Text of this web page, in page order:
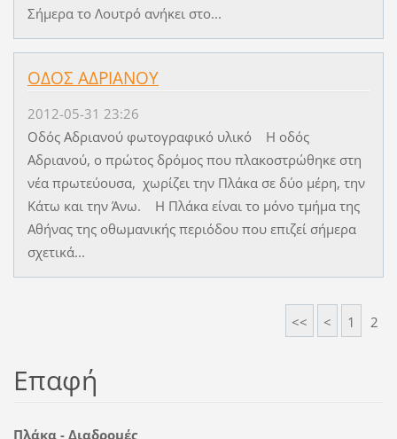
Σήμερα το Λουτρό ανήκει στο...
ΟΔΟΣ ΑΔΡΙΑΝΟΥ
2012-05-31 23:26
Οδός Αδριανού φωτογραφικό υλικό Η οδός
Αδριανού, ο πρώτος δρόμος που πλακοστρώθηκε στη
νέα πρωτεύουσα, χωρίζει την Πλάκα σε δύο μέρη, την
Κάτω και την Άνω. Η Πλάκα είναι το μόνο τμήμα της
Αθήνας της οθωμανικής περιόδου που επιζεί σήμερα
σχετικά...
<< < 1 2
Επαφή
Πλάκα - Διαδρομές